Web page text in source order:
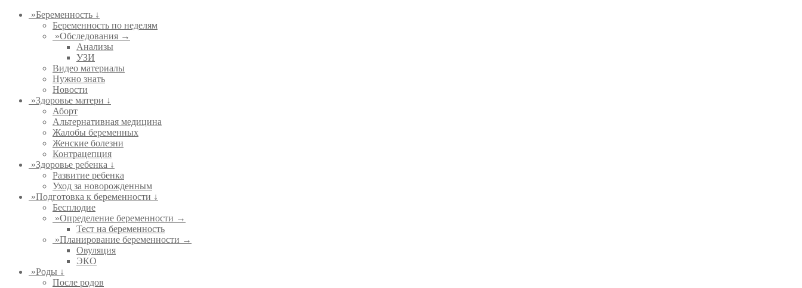
»Беременность ↓
Беременность по неделям
»Обследования →
Анализы
УЗИ
Видео материалы
Нужно знать
Новости
»Здоровье матери ↓
Аборт
Альтернативная медицина
Жалобы беременных
Женские болезни
Контрацепция
»Здоровье ребенка ↓
Развитие ребенка
Уход за новорожденным
»Подготовка к беременности ↓
Бесплодие
»Определение беременности →
Тест на беременность
»Планирование беременности →
Овуляция
ЭКО
»Роды ↓
После родов